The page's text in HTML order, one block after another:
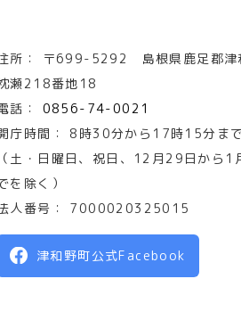
所： 〒699-5292 島根県鹿足郡津
瀬218番地18
話：
0856-74-0021
庁時間：
8時30分から17時15分ま
（土・日曜日、祝日、12月29日から1
を除く）
人番号：
7000020325015
津和野町公式Facebook